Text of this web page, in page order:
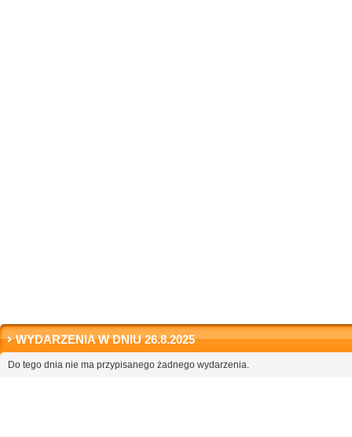
WYDARZENIA W DNIU 26.8.2025
Do tego dnia nie ma przypisanego żadnego wydarzenia.